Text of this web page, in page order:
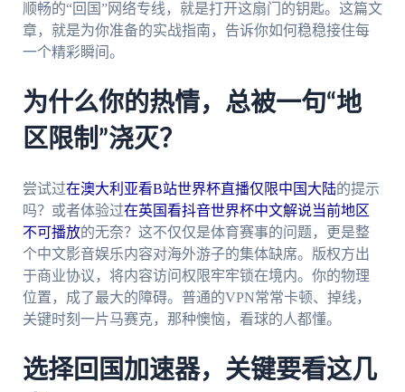
顺畅的“回国”网络专线，就是打开这扇门的钥匙。这篇文
章，就是为你准备的实战指南，告诉你如何稳稳接住每
一个精彩瞬间。
为什么你的热情，总被一句“地
区限制”浇灭？
尝试过在澳大利亚看B站世界杯直播仅限中国大陆的提示
吗？或者体验过在英国看抖音世界杯中文解说当前地区
不可播放的无奈？这不仅仅是体育赛事的问题，更是整
个中文影音娱乐内容对海外游子的集体缺席。版权方出
于商业协议，将内容访问权限牢牢锁在境内。你的物理
位置，成了最大的障碍。普通的VPN常常卡顿、掉线，
关键时刻一片马赛克，那种懊恼，看球的人都懂。
选择回国加速器，关键要看这几